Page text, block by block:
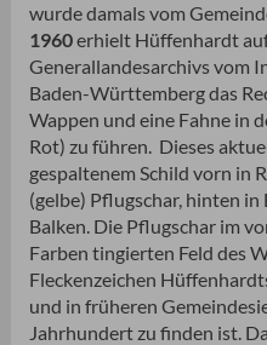
wurde damals vom
1960erhielt Hüffenhardt
Generallandesarchivs vom
Baden-Württemberg das
Wappen und eine Fahne in
Rot) zu führen. Dieses
gespaltenem Schild vorn in
(gelbe) Pflugschar, hinten in
Balken. Die Pflugschar im
Farben tingierten Feld des
Fleckenzeichen
und in früheren
Jahrhundert zu finden ist.